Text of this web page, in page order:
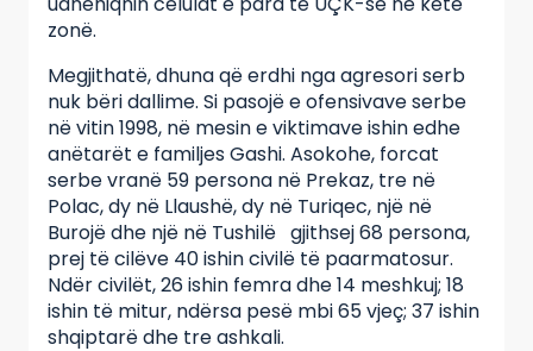
zonë.
Megjithatë, dhuna që erdhi nga agresori serb
nuk bëri dallime. Si pasojë e ofensivave serbe
në vitin 1998, në mesin e viktimave ishin edhe
anëtarët e familjes Gashi. Asokohe, forcat
serbe vranë 59 persona në Prekaz, tre në
Polac, dy në Llaushë, dy në Turiqec, një në
Burojë dhe një në Tushilë gjithsej 68 persona,
prej të cilëve 40 ishin civilë të paarmatosur.
Ndër civilët, 26 ishin femra dhe 14 meshkuj; 18
ishin të mitur, ndërsa pesë mbi 65 vjeç; 37 ishin
shqiptarë dhe tre ashkali.